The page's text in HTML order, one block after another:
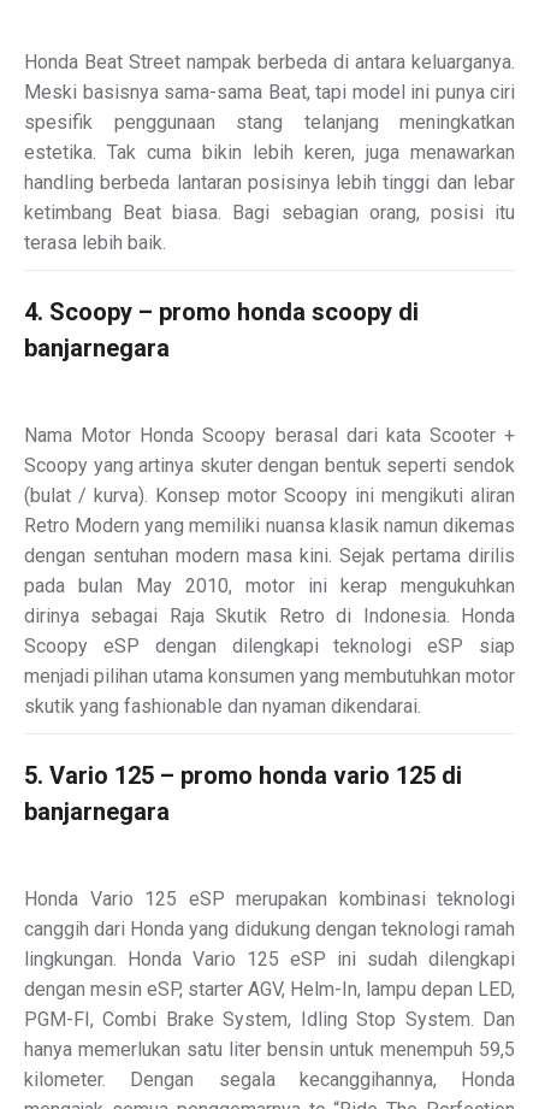
Honda Beat Street nampak berbeda di antara keluarganya.
Meski basisnya sama-sama Beat, tapi model ini punya ciri
spesifik penggunaan stang telanjang meningkatkan
estetika. Tak cuma bikin lebih keren, juga menawarkan
handling berbeda lantaran posisinya lebih tinggi dan lebar
ketimbang Beat biasa. Bagi sebagian orang, posisi itu
terasa lebih baik.
4. Scoopy – promo honda scoopy di
banjarnegara
Nama Motor Honda Scoopy berasal dari kata Scooter +
Scoopy yang artinya skuter dengan bentuk seperti sendok
(bulat / kurva). Konsep motor Scoopy ini mengikuti aliran
Retro Modern yang memiliki nuansa klasik namun dikemas
dengan sentuhan modern masa kini. Sejak pertama dirilis
pada bulan May 2010, motor ini kerap mengukuhkan
dirinya sebagai Raja Skutik Retro di Indonesia. Honda
Scoopy eSP dengan dilengkapi teknologi eSP siap
menjadi pilihan utama konsumen yang membutuhkan motor
skutik yang fashionable dan nyaman dikendarai.
5. Vario 125 – promo honda vario 125 di
banjarnegara
Honda Vario 125 eSP merupakan kombinasi teknologi
canggih dari Honda yang didukung dengan teknologi ramah
lingkungan. Honda Vario 125 eSP ini sudah dilengkapi
dengan mesin eSP, starter AGV, Helm-In, lampu depan LED,
PGM-FI, Combi Brake System, Idling Stop System. Dan
hanya memerlukan satu liter bensin untuk menempuh 59,5
kilometer. Dengan segala kecanggihannya, Honda